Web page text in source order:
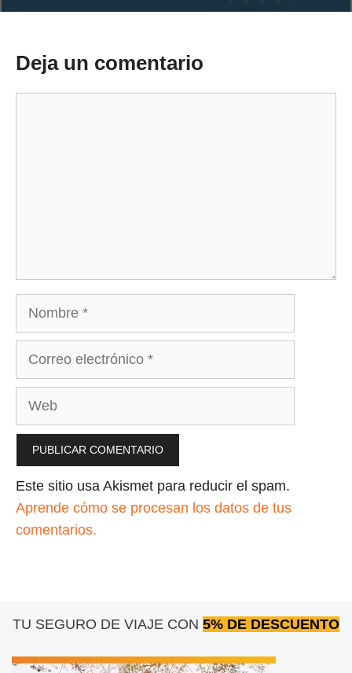
Deja un comentario
Nombre
Correo
Web
Este sitio usa Akismet para reducir el spam.
Aprende cómo se procesan los datos de tus
comentarios.
TU SEGURO DE VIAJE CON 5% DE DESCUENTO